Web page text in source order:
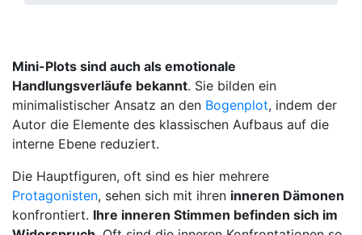
Mini-Plots sind auch als emotionale
Handlungsverläufe bekannt. Sie bilden ein
minimalistischer Ansatz an den Bogenplot, indem der
Autor die Elemente des klassischen Aufbaus auf die
interne Ebene reduziert.
Die Hauptfiguren, oft sind es hier mehrere
Protagonisten, sehen sich mit ihren inneren Dämonen
konfrontiert. Ihre inneren Stimmen befinden sich im